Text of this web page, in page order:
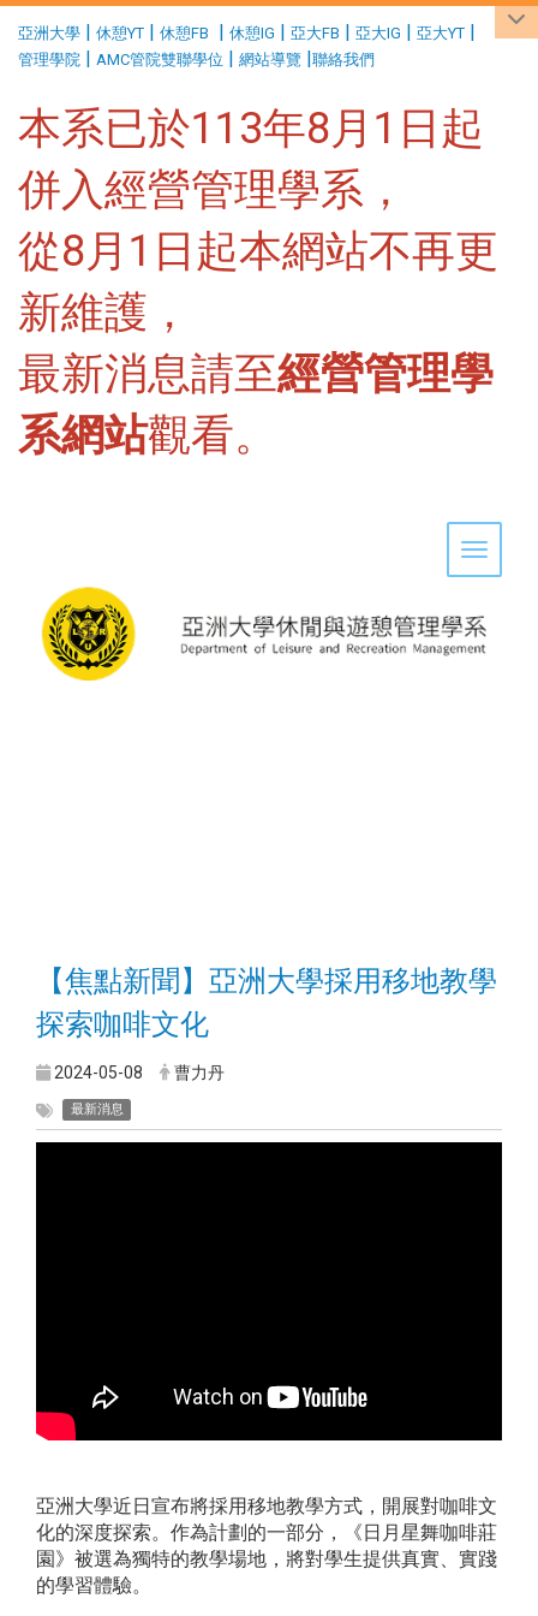
亞洲大學 | 休憩YT | 休憩FB | 休憩IG | 亞大FB | 亞大IG | 亞大YT |
管理學院 | AMC管院雙聯學位 | 網站導覽 |聯絡我們
本系已於113年8月1日起
併入經營管理學系，
從8月1日起本網站不再更
新維護，
最新消息請至經營管理學
系網站觀看。
Toggle
【焦點新聞】亞洲大學採用移地教學
探索咖啡文化
2024-05-08 曹力丹
最新消息
亞洲大學近日宣布將採用移地教學方式，開展對咖啡文
化的深度探索。作為計劃的一部分，《日月星舞咖啡莊
園》被選為獨特的教學場地，將對學生提供真實、實踐
的學習體驗。